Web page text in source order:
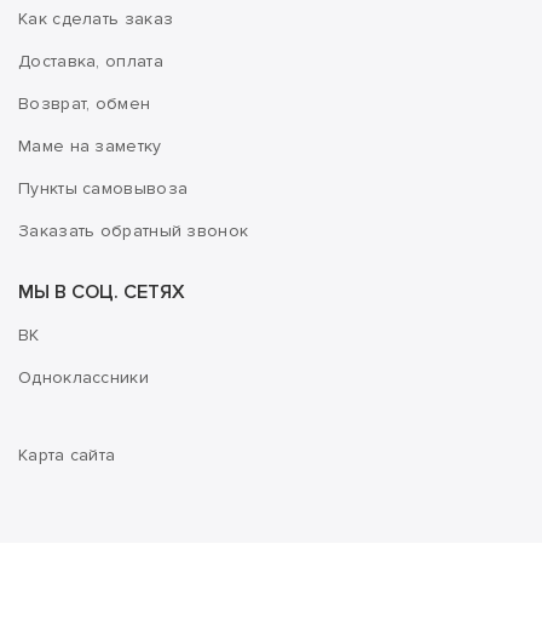
Как сделать заказ
Доставка, оплата
Возврат, обмен
Маме на заметку
Пункты самовывоза
Заказать обратный звонок
МЫ В СОЦ. СЕТЯХ
ВК
Одноклассники
Карта сайта